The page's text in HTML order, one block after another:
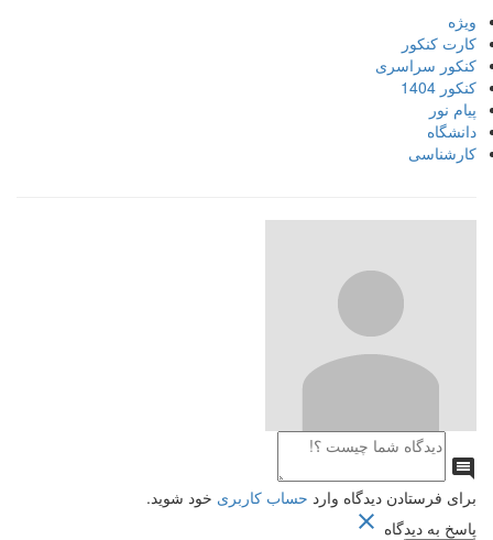
ویژه
کارت کنکور
کنکور سراسری
کنکور 1404
پیام نور
دانشگاه
کارشناسی

برای فرستادن دیدگاه وارد حساب کاربری خود شوید.
پاسخ به دیدگاه 